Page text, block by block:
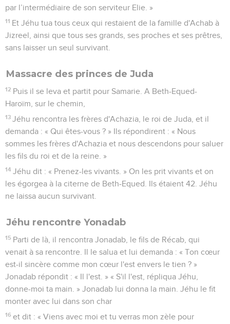
par l’intermédiaire de son serviteur Elie. »
11 Et Jéhu tua tous ceux qui restaient de la famille d'Achab à
Jizreel, ainsi que tous ses grands, ses proches et ses prêtres,
sans laisser un seul survivant.
Massacre des princes de Juda
12 Puis il se leva et partit pour Samarie. A Beth-Equed-
Haroïm, sur le chemin,
13 Jéhu rencontra les frères d'Achazia, le roi de Juda, et il
demanda : « Qui êtes-vous ? » Ils répondirent : « Nous
sommes les frères d'Achazia et nous descendons pour saluer
les fils du roi et de la reine. »
14 Jéhu dit : « Prenez-les vivants. » On les prit vivants et on
les égorgea à la citerne de Beth-Equed. Ils étaient 42. Jéhu
ne laissa aucun survivant.
Jéhu rencontre Yonadab
15 Parti de là, il rencontra Jonadab, le fils de Récab, qui
venait à sa rencontre. Il le salua et lui demanda : « Ton cœur
est-il sincère comme mon cœur l'est envers le tien ? »
Jonadab répondit : « Il l'est. » « S'il l'est, répliqua Jéhu,
donne-moi ta main. » Jonadab lui donna la main. Jéhu le fit
monter avec lui dans son char
16 et dit : « Viens avec moi et tu verras mon zèle pour